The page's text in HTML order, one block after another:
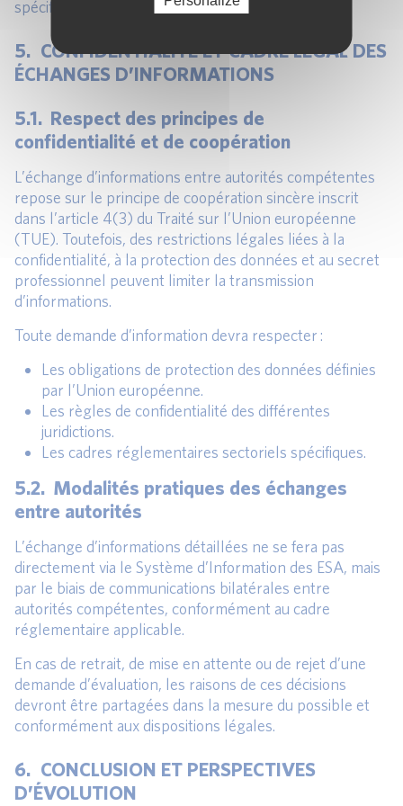
spécifique et des exigences sectorielles en vigueur.
5. CONFIDENTIALITÉ ET CADRE LÉGAL DES
ÉCHANGES D’INFORMATIONS
5.1. Respect des principes de
confidentialité et de coopération
L’échange d’informations entre autorités compétentes
repose sur le principe de coopération sincère inscrit
dans l’article 4(3) du Traité sur l’Union européenne
(TUE). Toutefois, des restrictions légales liées à la
confidentialité, à la protection des données et au secret
professionnel peuvent limiter la transmission
d’informations.
Toute demande d’information devra respecter :
Les obligations de protection des données définies
par l’Union européenne.
Les règles de confidentialité des différentes
juridictions.
Les cadres réglementaires sectoriels spécifiques.
5.2. Modalités pratiques des échanges
entre autorités
L’échange d’informations détaillées ne se fera pas
directement via le Système d’Information des ESA, mais
par le biais de communications bilatérales entre
autorités compétentes, conformément au cadre
réglementaire applicable.
En cas de retrait, de mise en attente ou de rejet d’une
demande d’évaluation, les raisons de ces décisions
devront être partagées dans la mesure du possible et
conformément aux dispositions légales.
6. CONCLUSION ET PERSPECTIVES
D’ÉVOLUTION